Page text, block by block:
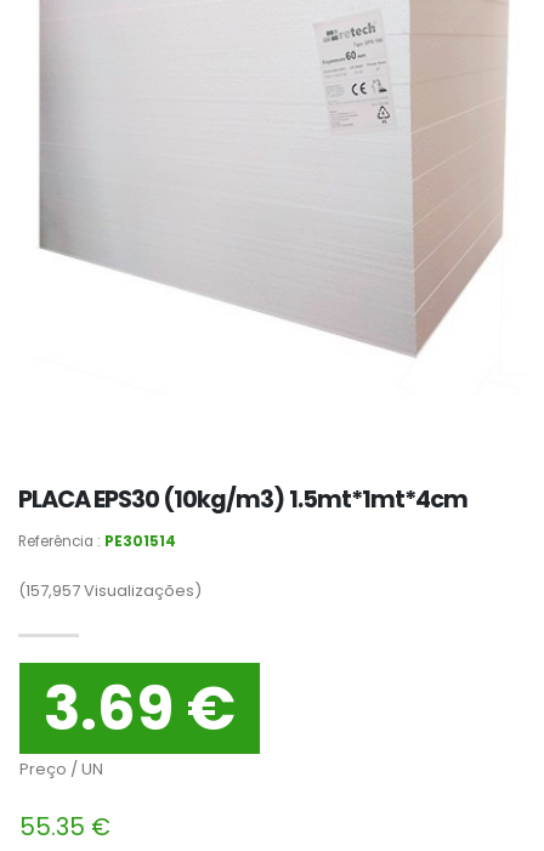
PLACA EPS30 (10kg/m3) 1.5mt*1mt*4cm
Referência : PE301514
(157,957Visualizações)
3.69 €
Preço / UN
55.35 €